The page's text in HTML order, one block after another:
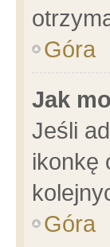
Góra
Jak
Jeśli
ikonkę
Góra